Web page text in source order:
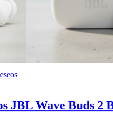
JBL Wave Buds 2